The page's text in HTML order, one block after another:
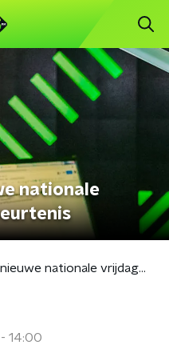
nationale
ABC-quiz: de nieuwe nationale vrijdagmiddaggebeurtenis
14:00